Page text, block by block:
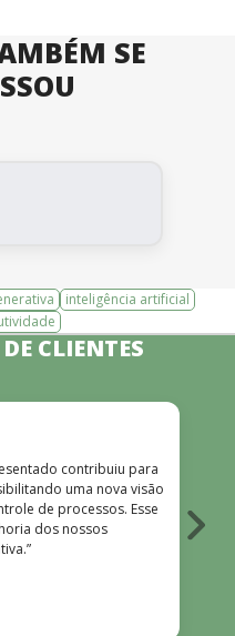
SE
inteligência artificial
CLIENTES
contribuiu para
uma nova visão
de processos. Esse
dos nossos